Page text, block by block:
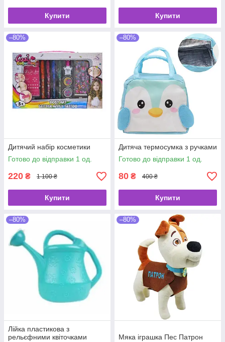
Купити Купити
–80%
Дитячий набір косметики
Готово до відправки 1 од.
220 ₴ 1 100 ₴
Купити
–80%
Дитяча термосумка з ручками
Готово до відправки 1 од.
80 ₴ 400 ₴
Купити
–80%
Лійка пластикова з
рельєфними квіточками
–80%
Мяка іграшка Пес Патрон